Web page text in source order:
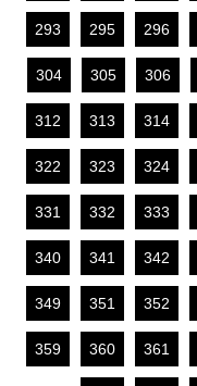
293 295 296
304 305 306
312 313 314
322 323 324
331 332 333
340 341 342
349 351 352
359 360 361